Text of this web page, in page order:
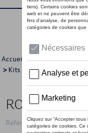
Accueil >Catalogue
> Kits jantes avec pneus >
ROUES
Référence: 3J0WCWV77